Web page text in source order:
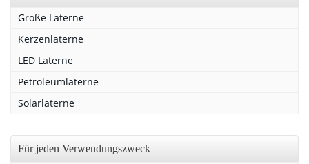
Große Laterne
Kerzenlaterne
LED Laterne
Petroleumlaterne
Solarlaterne
Für jeden Verwendungszweck